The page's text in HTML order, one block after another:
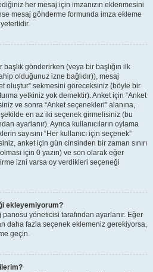
her mesaj için imzanızın eklenmesini
mesaj gönderme formunda imza ekleme
gönderirken (veya bir başlığın ilk
olduğunuz izne bağlıdır)), mesaj
oluştur” sekmesini göreceksiniz (böyle bir
yetkiniz yok demektir). Anket için “Anket
ve sonra “Anket seçenekleri” alanına,
şekilde en az iki seçenek girmelisiniz (bu
ayarlanır). Ayrıca kullanıcıların oylama
sayısını “Her kullanıcı için seçenek”
anket için gün cinsinden bir zaman sınırı
için 0 yazın) ve son olarak eğer
izni varsa oy verdikleri seçeneği
ekleyemiyorum?
yöneticisi tarafından ayarlanır. Eğer
daha fazla seçenek eklemeniz gerekiyorsa,
geçin.